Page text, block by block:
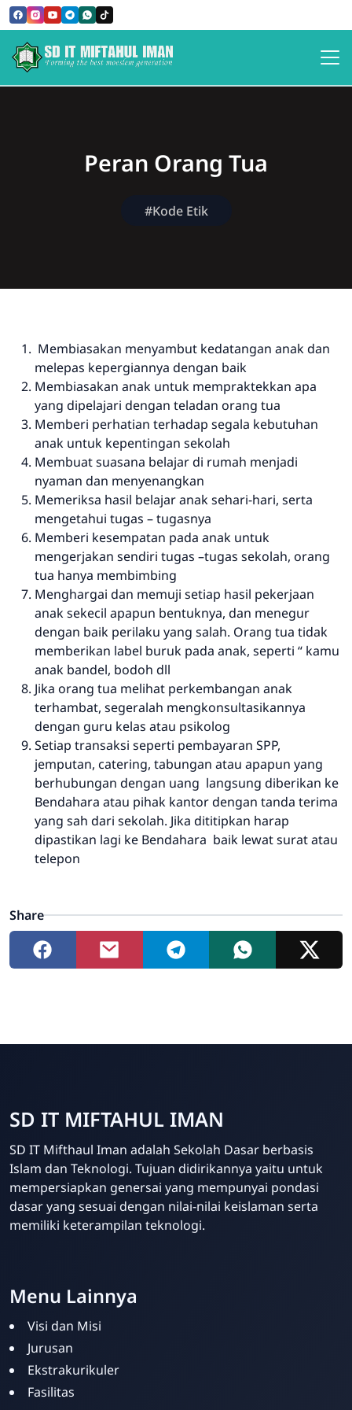
SD IT MIFTAHUL IMAN
Peran Orang Tua
#Kode Etik
Membiasakan menyambut kedatangan anak dan
melepas kepergiannya dengan baik
Membiasakan anak untuk mempraktekkan apa
yang dipelajari dengan teladan orang tua
Memberi perhatian terhadap segala kebutuhan
anak untuk kepentingan sekolah
Membuat suasana belajar di rumah menjadi
nyaman dan menyenangkan
Memeriksa hasil belajar anak sehari-hari, serta
mengetahui tugas – tugasnya
Memberi kesempatan pada anak untuk
mengerjakan sendiri tugas –tugas sekolah, orang
tua hanya membimbing
Menghargai dan memuji setiap hasil pekerjaan
anak sekecil apapun bentuknya, dan menegur
dengan baik perilaku yang salah. Orang tua tidak
memberikan label buruk pada anak, seperti “ kamu
anak bandel, bodoh dll
Jika orang tua melihat perkembangan anak
terhambat, segeralah mengkonsultasikannya
dengan guru kelas atau psikolog
Setiap transaksi seperti pembayaran SPP,
jemputan, catering, tabungan atau apapun yang
berhubungan dengan uang langsung diberikan ke
Bendahara atau pihak kantor dengan tanda terima
yang sah dari sekolah. Jika dititipkan harap
dipastikan lagi ke Bendahara baik lewat surat atau
telepon
Share
SD IT MIFTAHUL IMAN
SD IT Mifthaul Iman adalah Sekolah Dasar berbasis
Islam dan Teknologi. Tujuan didirikannya yaitu untuk
mempersiapkan genersai yang mempunyai pondasi
dasar yang sesuai dengan nilai-nilai keislaman serta
memiliki keterampilan teknologi.
Menu Lainnya
Visi dan Misi
Jurusan
Ekstrakurikuler
Fasilitas